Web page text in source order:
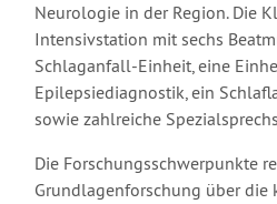
Neurologie in der Region. Die
Intensivstation mit sechs
Schlaganfall-Einheit, eine
Epilepsiediagnostik, ein
sowie zahlreiche
Die Forschungsschwerpunkte
Grundlagenforschung über die